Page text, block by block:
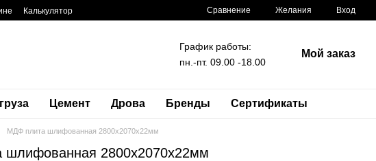
Калькулятор Сравнение Желания Вход
График работы:
пн.-пт. 09.00 -18.00
Мой заказ
Цемент Дрова Бренды Сертификаты
МДФ плита шлифованная 2800x2070x22мм
2800x2070x22мм